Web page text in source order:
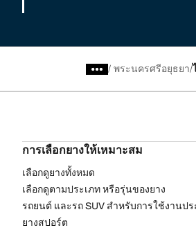
/ พระนครศรีอยุธยา
การเลือกยางให้เหมาะสม
เลือกดูยางทั้งหมด
เลือกดูตามประเภท หรือรุ่นของยาง
รถยนต์ และรถ SUV สำหรับการใช้งานป
ยางสปอร์ต